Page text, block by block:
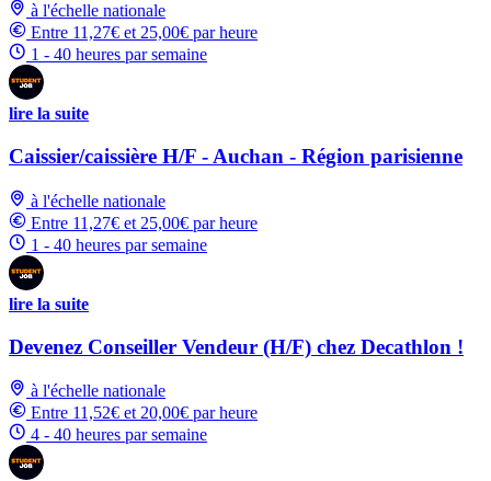
à l'échelle nationale
Entre 11,27€ et 25,00€ par heure
1 - 40 heures par semaine
lire la suite
Caissier/caissière H/F - Auchan - Région parisienne
à l'échelle nationale
Entre 11,27€ et 25,00€ par heure
1 - 40 heures par semaine
lire la suite
Devenez Conseiller Vendeur (H/F) chez Decathlon !
à l'échelle nationale
Entre 11,52€ et 20,00€ par heure
4 - 40 heures par semaine